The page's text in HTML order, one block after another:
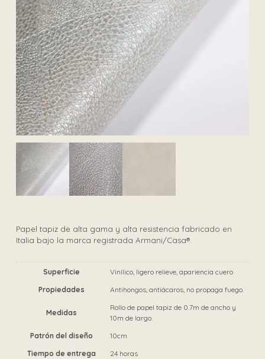
Papel tapiz de alta gama y alta resistencia fabricado en
Italia bajo la marca registrada Armani/Casa®.
Superficie
Vinílico, ligero relieve, apariencia cuero
Propiedades
Antihongos, antiácaros, no propaga fuego.
Medidas
Rollo de papel tapiz de 0.7m de ancho y
10m de largo.
Patrón del diseño
10cm
Tiempo de entrega
24 horas